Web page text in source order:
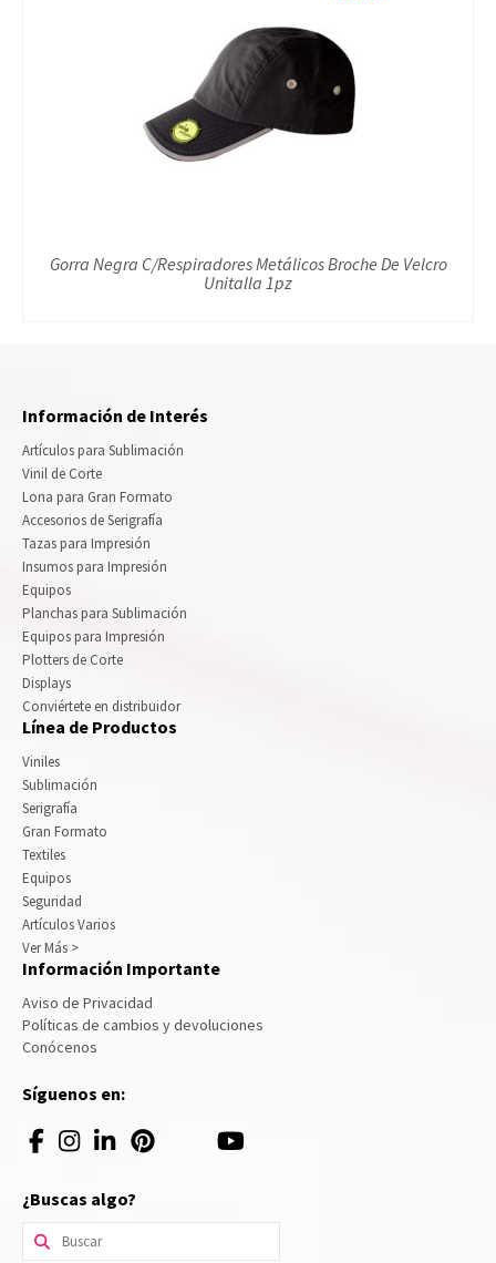
Gorra Negra C/Respiradores Metálicos Broche De Velcro
Unitalla 1pz
Información de Interés
Artículos para Sublimación
Vinil de Corte
Lona para Gran Formato
Accesorios de Serigrafía
Tazas para Impresión
Insumos para Impresión
Equipos
Planchas para Sublimación
Equipos para Impresión
Plotters de Corte
Displays
Conviértete en distribuidor
Línea de Productos
Viniles
Sublimación
Serigrafía
Gran Formato
Textiles
Equipos
Seguridad
Artículos Varios
Ver Más >
Información Importante
Aviso de Privacidad
Políticas de cambios y devoluciones
Conócenos
Síguenos en:
¿Buscas algo?
Buscar
por: